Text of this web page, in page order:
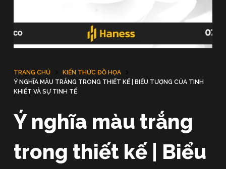
n
g
TRANG CHỦ
KIẾN THỨC ĐỒ HỌA
Ý NGHĨA MÀU TRẮNG TRONG THIẾT KẾ | BIỂU TƯỢNG CỦA TINH
KHIẾT VÀ SỰ TINH TẾ
Ý nghĩa màu trắng
trong thiết kế | Biểu